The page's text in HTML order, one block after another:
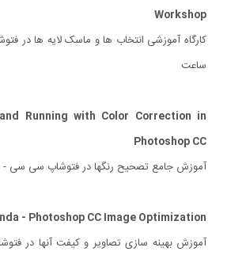
Workshop
ساعت
Running with Color Correction in
Photoshop CC
آموزش جامع تصحیح رنگها در فتوشاپ سی سی - 4 ساعت
- Photoshop CC Image Optimization